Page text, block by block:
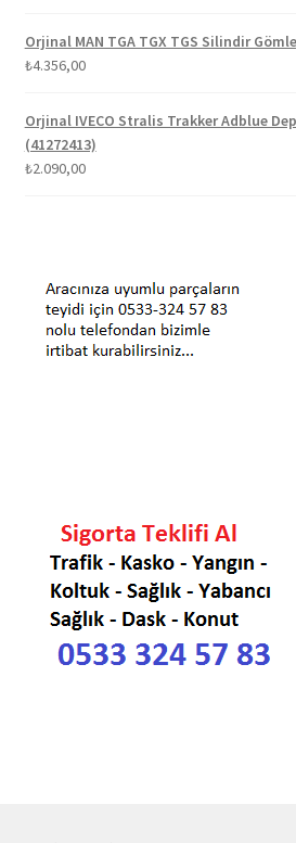
Orjinal MAN TGA TGX TGS Silindir
₺4.356,00
Orjinal IVECO Stralis Trakker Adblue
(41272413)
₺2.090,00